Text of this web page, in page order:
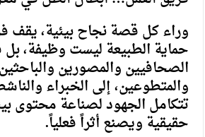
وراء كل قصة نجاح بيئية، يقف
حماية الطبيعة ليست وظيفة،
الصحافيين والمصورين
والمتطوعين، إلى الخبراء
تتكامل الجهود لصناعة محتوى
حقيقية ويصنع أثراً فعلياً.